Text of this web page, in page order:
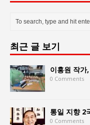
최근 글 보기
이홍원 작가
0 Comments
통일 지향 2
0 Comments